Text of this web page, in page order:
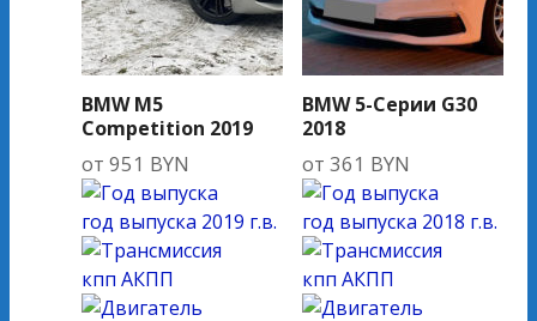
BMW M5
Competition 2019
от 951 BYN
год выпуска 2019 г.в.
кпп АКПП
BMW 5-Серии G30
2018
от 361 BYN
год выпуска 2018 г.в.
кпп АКПП